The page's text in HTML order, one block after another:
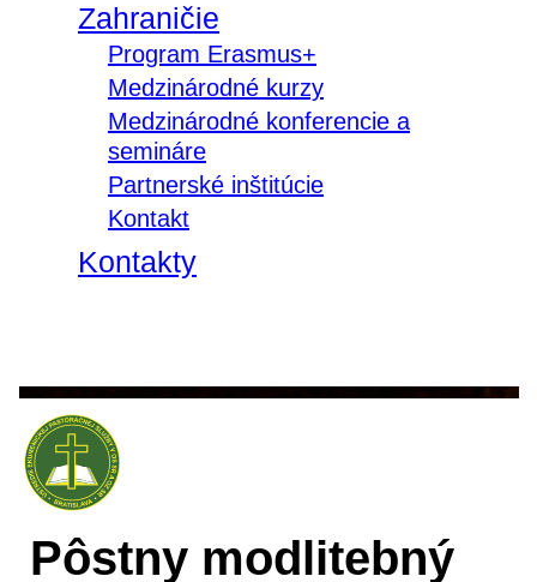
Zahraničie
Program Erasmus+
Medzinárodné kurzy
Medzinárodné konferencie a
semináre
Partnerské inštitúcie
Kontakt
Kontakty
Pôstny modlitebný